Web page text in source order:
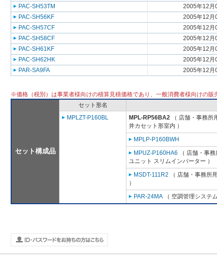
PAC-SH53TM
2005年12月
PAC-SH56KF
2005年12月
PAC-SH57CF
2005年12月
PAC-SH58CF
2005年12月
PAC-SH61KF
2005年12月
PAC-SH62HK
2005年12月
PAR-SA9FA
2005年12月
※価格（税別）は事業者様向けの積算見積価格であり、一般消費者様向けの販
セット構成品
セット形名
MPLZT-P160BL
MPL-RP56BA2 （ 店舗・事務所
井カセット形室内 ）
MPLP-P160BWH
MPUZ-P160HA6 （ 店舗・事
ユニット スリムインバーター ）
MSDT-111R2 （ 店舗・事務所
）
PAR-24MA （ 空調管理システ